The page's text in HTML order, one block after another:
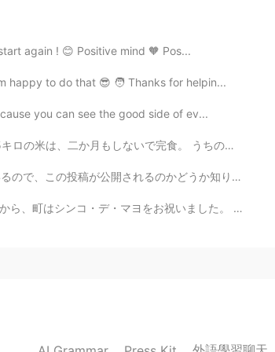
2021.09.01 03:09
2021.09.01 03:08
again ! 😊 Positive mind 🧡 Pos...
happy to do that 😎 🧑 Thanks for helpin...
you can see the good side of ev...
たら、世界が変わって、 また会える人に会いに行けるようになるか と思ってい...
.... とにかく、やっと誕生日のカラー写真を加工しました🌸 いつかまた着物を...
(しゅつえん)とか良かっただよ！ 自分に私はケサディアを買いました。美味しすぎ...